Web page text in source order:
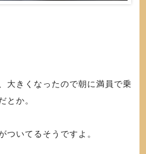
大きくなったので朝に満員で乗
とか。
ついてるそうですよ。